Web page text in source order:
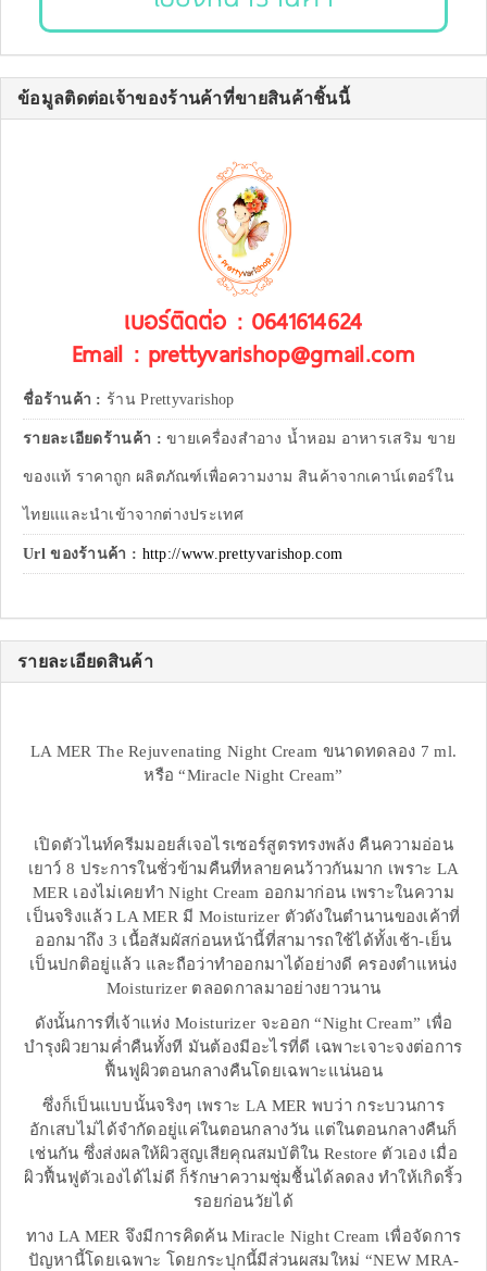
ข้อมูลติดต่อเจ้าของร้านค้าที่ขายสินค้าชิ้นนี้
เบอร์ติดต่อ : 0641614624
Email : prettyvarishop@gmail.com
ชื่อร้านค้า : ร้าน Prettyvarishop
รายละเอียดร้านค้า :ขายเครื่องสำอาง น้ำหอม อาหารเสริม ขาย
ของแท้ ราคาถูก ผลิตภัณฑ์เพื่อความงาม สินค้าจากเคาน์เตอร์ใน
ไทยแและนำเข้าจากต่างประเทศ
Url ของร้านค้า : http://www.prettyvarishop.com
รายละเอียดสินค้า
LA MER The Rejuvenating Night Cream ขนาดทดลอง 7 ml.
หรือ “Miracle Night Cream”
เปิดตัวไนท์ครีมมอยส์เจอไรเซอร์สูตรทรงพลัง คืนความอ่อน
เยาว์ 8 ประการในชั่วข้ามคืนที่หลายคนว้าวกันมาก เพราะ LA
MER เองไม่เคยทำ Night Cream ออกมาก่อน เพราะในความ
เป็นจริงแล้ว LA MER มี Moisturizer ตัวดังในตำนานของเค้าที่
ออกมาถึง 3 เนื้อสัมผัสก่อนหน้านี้ที่สามารถใช้ได้ทั้งเช้า-เย็น
เป็นปกติอยู่แล้ว และถือว่าทำออกมาได้อย่างดี ครองตำแหน่ง
Moisturizer ตลอดกาลมาอย่างยาวนาน
ดังนั้นการที่เจ้าแห่ง Moisturizer จะออก “Night Cream” เพื่อ
บำรุงผิวยามค่ำคืนทั้งที มันต้องมีอะไรที่ดี เฉพาะเจาะจงต่อการ
ฟื้นฟูผิวตอนกลางคืนโดยเฉพาะแน่นอน
ซึ่งก็เป็นแบบนั้นจริงๆ เพราะ LA MER พบว่า กระบวนการ
อักเสบไม่ได้จำกัดอยู่แค่ในตอนกลางวัน แต่ในตอนกลางคืนก็
เช่นกัน ซึ่งส่งผลให้ผิวสูญเสียคุณสมบัติใน Restore ตัวเอง เมื่อ
ผิวฟื้นฟูตัวเองได้ไม่ดี ก็รักษาความชุ่มชื้นได้ลดลง ทำให้เกิดริ้ว
รอยก่อนวัยได้
ทาง LA MER จึงมีการคิดค้น Miracle Night Cream เพื่อจัดการ
ปัญหานี้โดยเฉพาะ โดยกระปุกนี้มีส่วนผสมใหม่ “NEW MRA-